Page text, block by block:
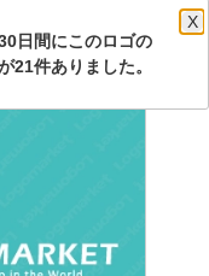
日間にこのロゴの
X
21件ありました。